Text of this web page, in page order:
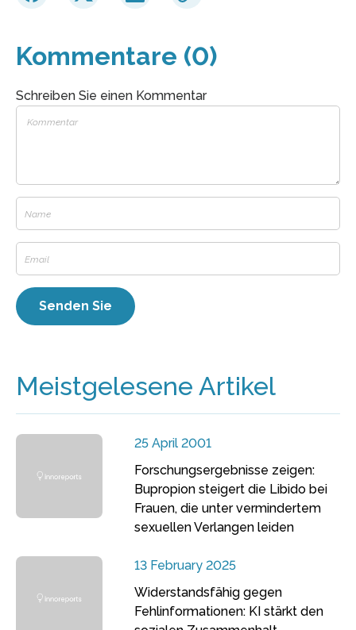
Kommentare (0)
Schreiben Sie einen Kommentar
Meistgelesene Artikel
25 April 2001
Forschungsergebnisse zeigen:
Bupropion steigert die Libido bei
Frauen, die unter vermindertem
sexuellen Verlangen leiden
13 February 2025
Widerstandsfähig gegen
Fehlinformationen: KI stärkt den